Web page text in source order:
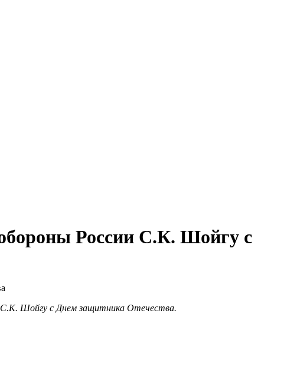
России С.К. Шойгу с
С.К. Шойгу с Днем защитника Отечества.